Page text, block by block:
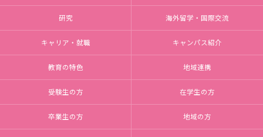
研究 海外留学・国際交流
キャリア・就職 キャンパス紹介
教育の特色 地域連携
受験生の方 在学生の方
卒業生の方 地域の方